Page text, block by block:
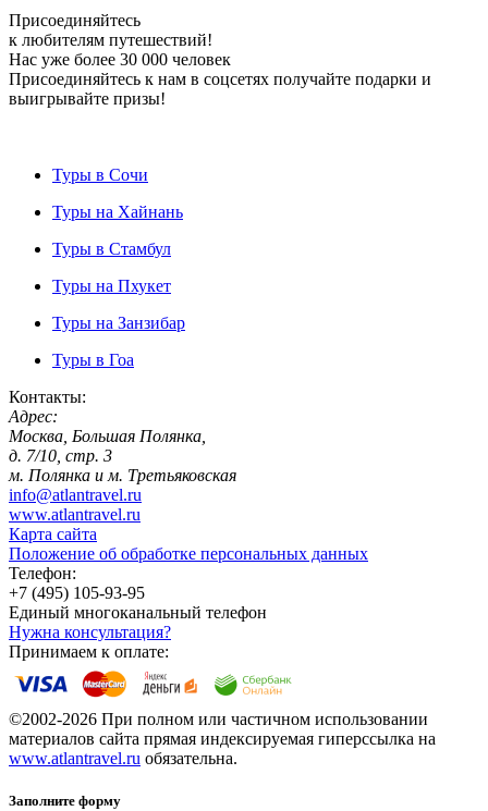
Присоединяйтесь
к любителям путешествий!
Нас уже более 30 000 человек
Присоединяйтесь к нам в соцсетях получайте подарки и
выигрывайте призы!
Туры в Сочи
Туры на Хайнань
Туры в Стамбул
Туры на Пхукет
Туры на Занзибар
Туры в Гоа
Контакты:
Адрес:
Москва, Большая Полянка,
д. 7/10, стр. 3
м. Полянка и м. Третьяковская
info@atlantravel.ru
www.atlantravel.ru
Карта сайта
Положение об обработке персональных данных
Телефон:
+7 (495) 105-93-95
Единый многоканальный телефон
Нужна консультация?
Принимаем к оплате:
©2002-2026 При полном или частичном использовании
материалов сайта прямая индексируемая гиперссылка на
www.atlantravel.ru обязательна.
Заполните форму